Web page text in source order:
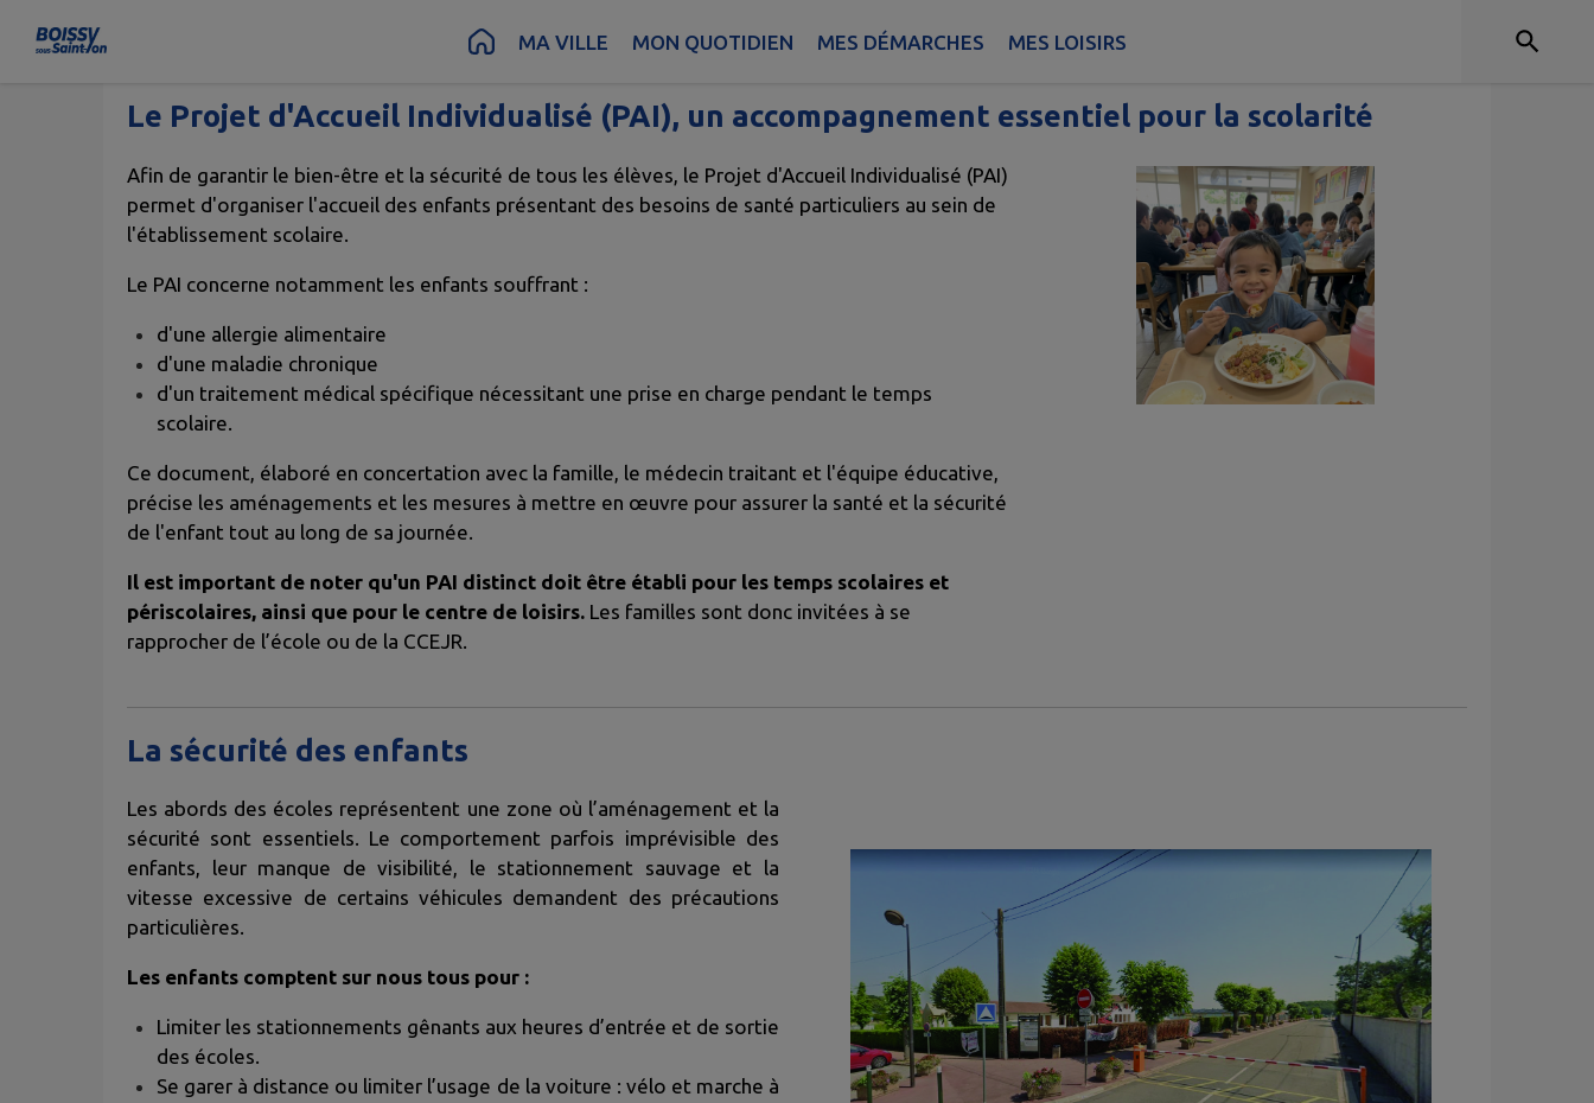
Contenu MA VILLE MON QUOTIDIEN MES DÉMARCHES MES LOISIRS
Le Projet d'Accueil Individualisé (PAI), un accompagnement essentiel pour la scolarité
Afin de garantir le bien-être et la sécurité de tous les élèves, le Projet d'Accueil Individualisé (PAI)
permet d'organiser l'accueil des enfants présentant des besoins de santé particuliers au sein de
l'établissement scolaire.
Le PAI concerne notamment les enfants souffrant :
d'une allergie alimentaire
d'une maladie chronique
d'un traitement médical spécifique nécessitant une prise en charge pendant le temps
scolaire.
Ce document, élaboré en concertation avec la famille, le médecin traitant et l'équipe éducative,
précise les aménagements et les mesures à mettre en œuvre pour assurer la santé et la sécurité
de l'enfant tout au long de sa journée.
Il est important de noter qu'un PAI distinct doit être établi pour les temps scolaires et
périscolaires, ainsi que pour le centre de loisirs. Les familles sont donc invitées à se
rapprocher de l’école ou de la CCEJR.
La sécurité des enfants
Les abords des écoles représentent une zone où l’aménagement et la
sécurité sont essentiels. Le comportement parfois imprévisible des
enfants, leur manque de visibilité, le stationnement sauvage et la
vitesse excessive de certains véhicules demandent des précautions
particulières.
Les enfants comptent sur nous tous pour :
Limiter les stationnements gênants aux heures d’entrée et de sortie
des écoles.
Se garer à distance ou limiter l’usage de la voiture : vélo et marche à